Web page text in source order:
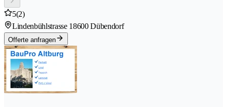
5(2)
Lindenbühlstrasse 18600 Dübendorf
Offerte anfragen